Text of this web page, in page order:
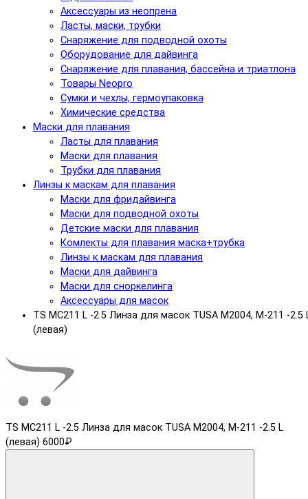
Аксессуары из неопрена
Ласты, маски, трубки
Снаряжение для подводной охоты
Оборудование для дайвинга
Снаряжение для плавания, бассейна и триатлона
Товары Neopro
Сумки и чехлы, гермоупаковка
Химические средства
Маски для плавания
Ласты для плавания
Маски для плавания
Трубки для плавания
Линзы к маскам для плавания
Маски для фридайвинга
Маски для подводной охоты
Детские маски для плавания
Комлекты для плавания маска+трубка
Линзы к маскам для плавания
Маски для дайвинга
Маски для сноркелинга
Аксессуары для масок
TS MC211 L -2.5 Линза для масок TUSA М2004, M-211 -2.5
(левая)
TS MC211 L -2.5 Линза для масок TUSA М2004, M-211 -2.5 L
(левая) 6000₽